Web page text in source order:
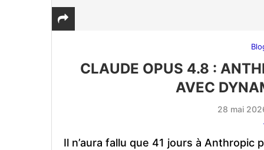
CLAUDE OPUS 4.8 :
AVEC
28 mai
Il n’aura fallu que 41 jours à